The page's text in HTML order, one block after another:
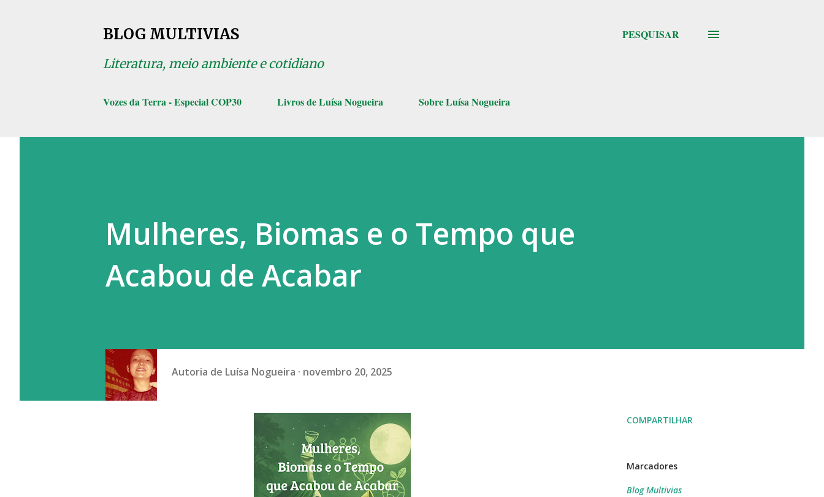
BLOG MULTIVIAS
Literatura, meio ambiente e cotidiano
PESQUISAR
Vozes da Terra - Especial COP30 Livros de Luísa Nogueira Sobre Luísa Nogueira
Mulheres, Biomas e o Tempo que
Acabou de Acabar
Autoria de Luísa Nogueira novembro 20, 2025
COMPARTILHAR
Marcadores
Blog Multivias